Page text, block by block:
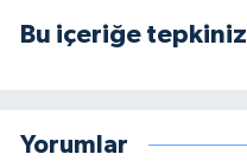
Bu içeriğe tepkiniz
Yorumlar